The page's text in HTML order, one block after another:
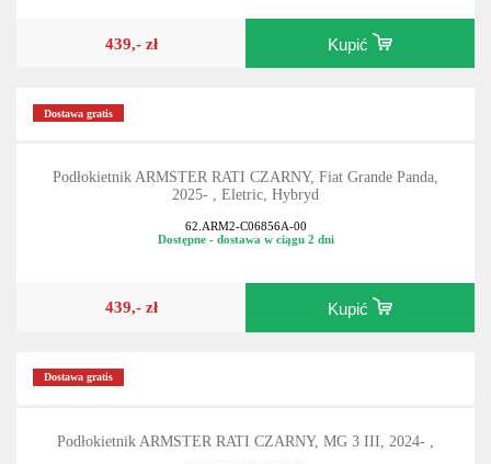
439,- zł Kupić
Dostawa gratis
Podłokietnik ARMSTER RATI CZARNY, Fiat Grande Panda,
2025- , Eletric, Hybryd
62.ARM2-C06856A-00
Dostępne - dostawa w ciągu 2 dni
439,- zł Kupić
Dostawa gratis
Podłokietnik ARMSTER RATI CZARNY, MG 3 III, 2024- ,